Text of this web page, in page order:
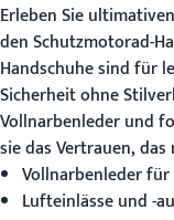
Erleben Sie
denSchutzmotorad-
Handschuhe sind für
Sicherheit ohne
Vollnarbenleder und
sie das Vertrauen,
Vollnarbenleder
Lufteinlässe und -